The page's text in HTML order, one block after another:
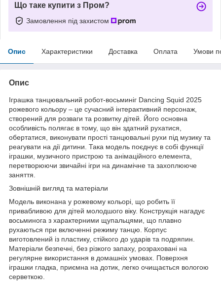
Що таке купити з Пром?
Замовлення під захистом
Опис Характеристики Доставка Оплата Умови
Опис
Іграшка танцювальний робот-восьминіг Dancing Squid 2025
рожевого кольору – це сучасний інтерактивний персонаж,
створений для розваги та розвитку дітей. Його основна
особливість полягає в тому, що він здатний рухатися,
обертатися, виконувати прості танцювальні рухи під музику та
реагувати на дії дитини. Така модель поєднує в собі функції
іграшки, музичного пристрою та анімаційного елемента,
перетворюючи звичайні ігри на динамічне та захоплююче
заняття.
Зовнішній вигляд та матеріали
Модель виконана у рожевому кольорі, що робить її
привабливою для дітей молодшого віку. Конструкція нагадує
восьминога з характерними щупальцями, що плавно
рухаються при включенні режиму танцю. Корпус
виготовлений із пластику, стійкого до ударів та подряпин.
Матеріали безпечні, без різкого запаху, розраховані на
регулярне використання в домашніх умовах. Поверхня
іграшки гладка, приємна на дотик, легко очищається вологою
серветкою.